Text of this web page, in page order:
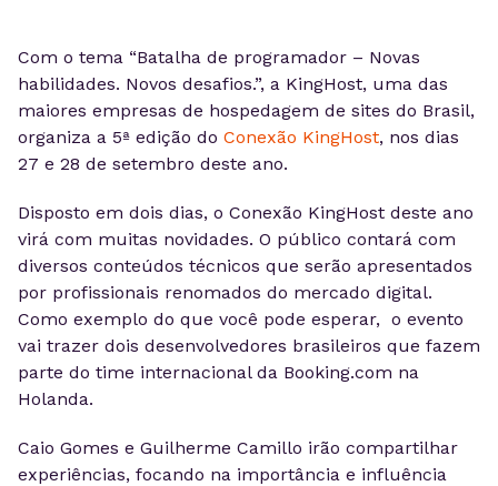
Com o tema “Batalha de programador – Novas
habilidades. Novos desafios.”, a KingHost, uma das
maiores empresas de hospedagem de sites do Brasil,
organiza a 5ª edição do Conexão KingHost, nos dias
27 e 28 de setembro deste ano.
Disposto em dois dias, o Conexão KingHost deste ano
virá com muitas novidades. O público contará com
diversos conteúdos técnicos que serão apresentados
por profissionais renomados do mercado digital.
Como exemplo do que você pode esperar, o evento
vai trazer dois desenvolvedores brasileiros que fazem
parte do time internacional da Booking.com na
Holanda.
Caio Gomes e Guilherme Camillo irão compartilhar
experiências, focando na importância e influência